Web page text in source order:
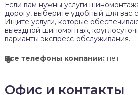
Если вам нужны услуги
дорогу, выберите удобный для вас
Ищите услуги, которые
выездной шиномонтаж,
варианты экспресс-обслуживания.
Все телефоны компании: нет
Офис и контакты